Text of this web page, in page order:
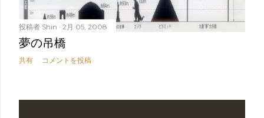
投稿者 Shin 2月 05, 2008
夢の吊橋
共有 コメントを投稿